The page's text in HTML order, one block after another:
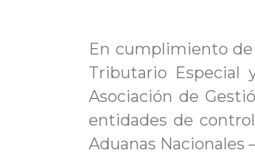
En cumplimiento
Tributario Especial
Asociación de
entidades de
Aduanas Nacionales